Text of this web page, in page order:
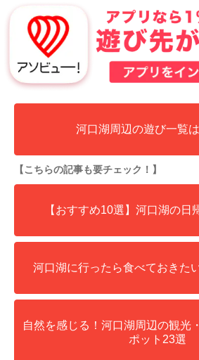
河口湖周辺の遊び一覧
【こちらの記事も要チェック！】
【おすすめ10選】河口湖の日
河口湖に行ったら食べておきた
自然を感じる！河口湖周辺の観光
ポット23選